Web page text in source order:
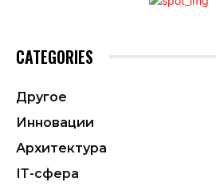
CATEGORIES
Другое
Инновации
Архитектура
ІТ-сфера